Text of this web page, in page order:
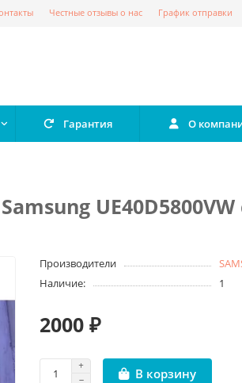
Честные отзывы о нас График отправки
Гарантия О
Производители
Наличие:
1
2000 ₽
В корзину